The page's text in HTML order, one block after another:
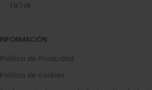
TikTok
INFORMACIÓN
Política de Privacidad
Política de cookies